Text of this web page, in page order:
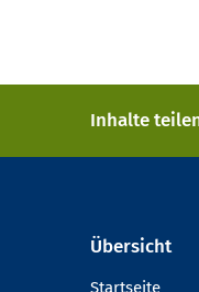
Inhalte
Übersicht